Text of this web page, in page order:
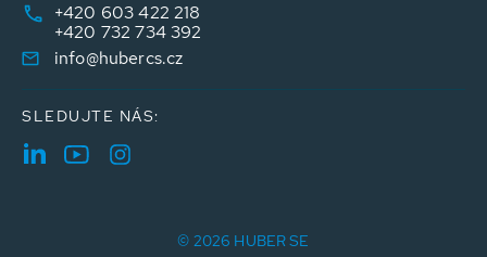
+420 603 422 218
+420 732 734 392
info@hubercs.cz
SLEDUJTE NÁS:
© 2026 HUBER SE